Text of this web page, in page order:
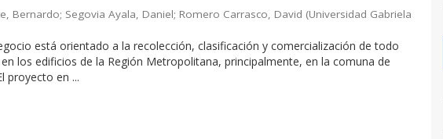
Bernardo; Segovia Ayala, Daniel; Romero Carrasco, David (Universidad Gabriela
está orientado a la recolección, clasificación y comercialización de todo
los edificios de la Región Metropolitana, principalmente, en la comuna de
proyecto en ...